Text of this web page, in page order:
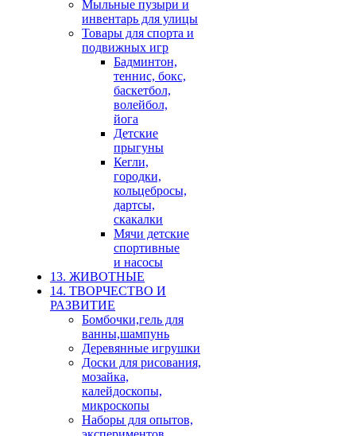
Мыльные пузыри и
инвентарь для улицы
Товары для спорта и
подвижных игр
Бадминтон,
теннис, бокс,
баскетбол,
волейбол,
йога
Детские
прыгуны
Кегли,
городки,
кольцебросы,
дартсы,
скакалки
Мячи детские
спортивные
и насосы
13. ЖИВОТНЫЕ
14. ТВОРЧЕСТВО И
РАЗВИТИЕ
Бомбочки,гель для
ванны,шампунь
Деревянные игрушки
Доски для рисования,
мозайка,
калейдоскопы,
микроскопы
Наборы для опытов,